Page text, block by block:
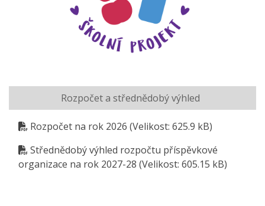
Rozpočet a střednědobý výhled
Rozpočet na rok 2026 (Velikost: 625.9 kB)
Střednědobý výhled rozpočtu příspěvkové
organizace na rok 2027-28 (Velikost: 605.15 kB)